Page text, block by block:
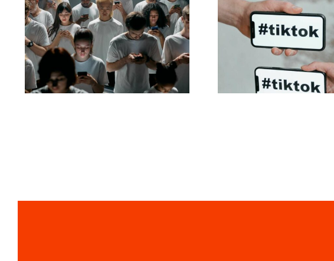
Dicas para criar
anúncios incríveis no
Facebook que
convertem
Melhores
configurações
privacidade do
em 2024